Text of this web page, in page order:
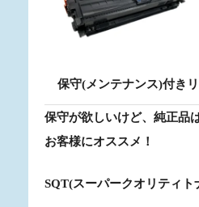
保守(メンテナンス)付き
保守が欲しいけど、純正品
お客様にオススメ！
SQT(スーパークオリティト